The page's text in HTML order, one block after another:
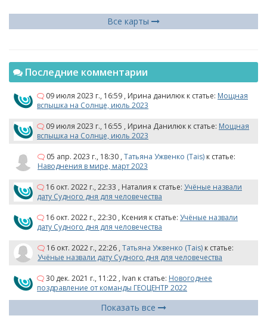
Все карты
Последние комментарии
09 июля 2023 г., 16:59 , Ирина данилюк к статье: Мощная
вспышка на Солнце, июль 2023
09 июля 2023 г., 16:55 , Ирина Данилюк к статье: Мощная
вспышка на Солнце, июль 2023
05 апр. 2023 г., 18:30 , Татьяна Ужвенко (Tais) к статье:
Наводнения в мире, март 2023
16 окт. 2022 г., 22:33 , Наталия к статье: Учёные назвали
дату Судного дня для человечества
16 окт. 2022 г., 22:30 , Ксения к статье: Учёные назвали
дату Судного дня для человечества
16 окт. 2022 г., 22:26 , Татьяна Ужвенко (Tais) к статье:
Учёные назвали дату Судного дня для человечества
30 дек. 2021 г., 11:22 , Ivan к статье: Новогоднее
поздравление от команды ГЕОЦЕНТР 2022
Показать все